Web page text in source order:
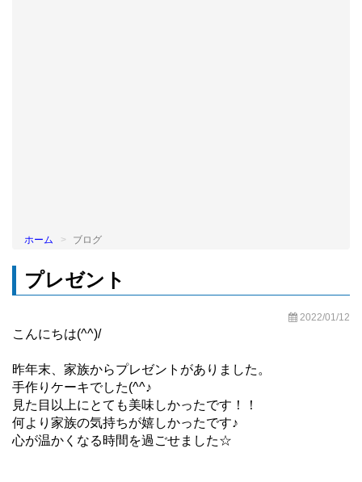
ホーム ブログ
プレゼント
2022/01/12
こんにちは(^^)/
昨年末、家族からプレゼントがありました。
手作りケーキでした(^^♪
見た目以上にとても美味しかったです！！
何より家族の気持ちが嬉しかったです♪
心が温かくなる時間を過ごせました☆